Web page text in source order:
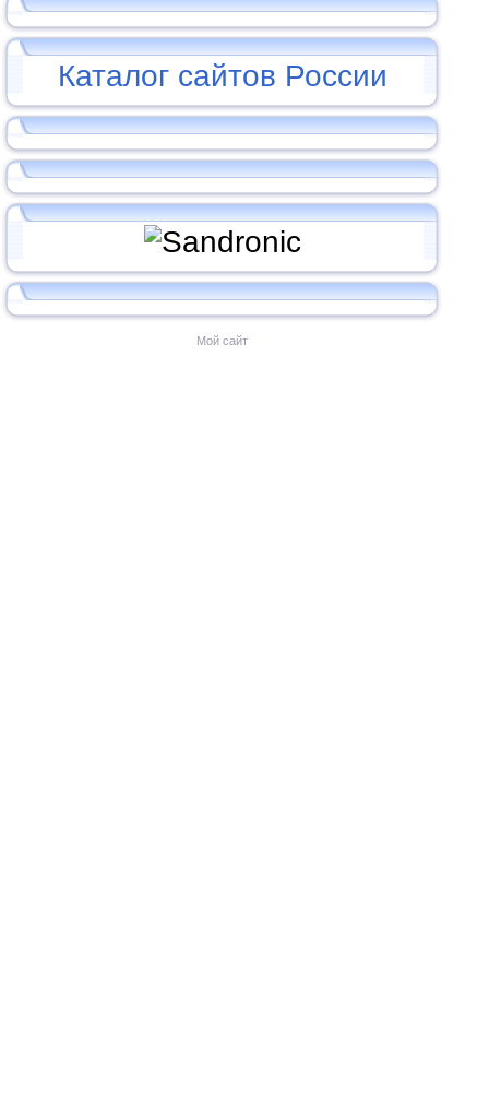
Каталог сайтов России
Мой сайт